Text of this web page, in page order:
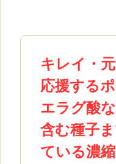
キレイ・
応援する
エラグ酸
含む種子
ている濃